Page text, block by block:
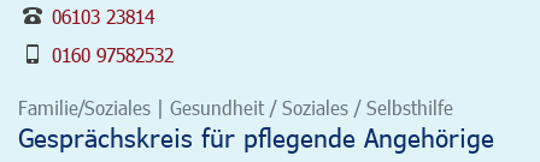
06103 23814
0160 97582532
Familie/Soziales | Gesundheit / Soziales / Selbsthilfe
Gesprächskreis für pflegende Angehörige